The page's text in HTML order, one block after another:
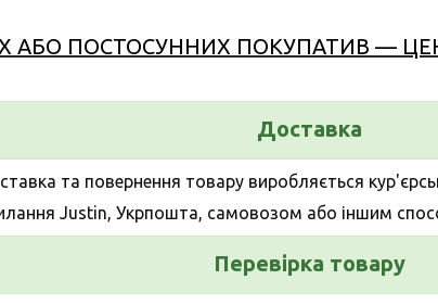
АБО ПОСТОСУННИХ ПОКУПАТИВ —
Доставка
та повернення товару виробляється
Justin, Укрпошта, самовозом або іншим
Перевірка товару